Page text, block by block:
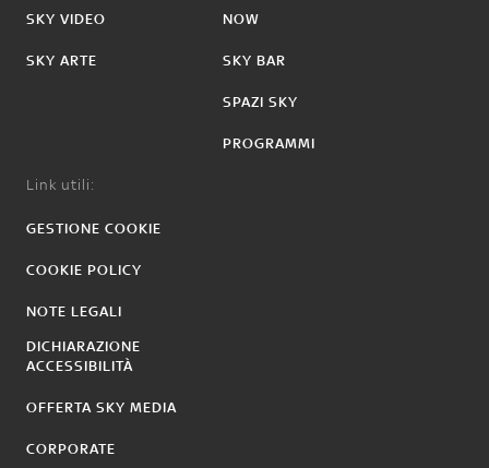
SKY VIDEO
SKY ARTE
NOW
SKY BAR
SPAZI SKY
PROGRAMMI
Link utili:
GESTIONE COOKIE
COOKIE POLICY
NOTE LEGALI
DICHIARAZIONE
ACCESSIBILITÀ
OFFERTA SKY MEDIA
CORPORATE